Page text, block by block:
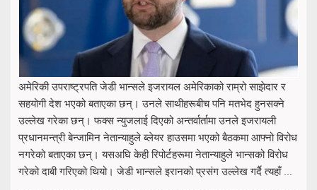
अमेरिकी उपराष्ट्रपति जेडी भान्सले इजरायल अमेरिकाको राम्रो साझेदार र
सहयोगी देश भएको बताएका छन्। उनले साथीहरूबीच पनि मतभेद हुनसक्ने
उल्लेख गरेका छन्। फक्स न्युजलाई दिएको अन्तर्वार्तामा उनले इजरायली
प्रधानमन्त्री बेन्जामिन नेतान्याहुले ब्लेयर हाउसमा भएको बैठकमा आफ्नो विरोध
नगरेको बताएका छन्। यसअघि केही रिपोर्टहरूमा नेतान्याहुले भान्सको विरोध
गरेको दाबी गरिएको थियो। जेडी भान्सले इरानको प्रसंग उल्लेख गर्दै त्यहाँ ...